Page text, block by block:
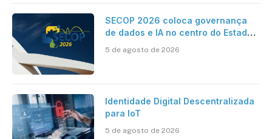
SECOP 2026 coloca governança
de dados e IA no centro do Estado
5 de agosto de 2026
Identidade Digital Descentralizada
para IoT
5 de agosto de 2026